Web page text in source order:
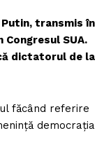
transmis în
SUA.
dictatorul de la
făcând referire
democrația